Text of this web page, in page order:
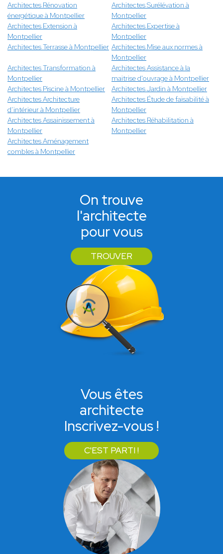
Architectes Rénovation
énergétique à Montpellier
Architectes Surélévation à
Montpellier
Architectes Extension à
Montpellier
Architectes Expertise à
Montpellier
Architectes Terrasse à Montpellier Architectes Mise aux normes à
Montpellier
Architectes Transformation à
Montpellier
Architectes Assistance à la
maitrise d'ouvrage à Montpellier
Architectes Piscine à Montpellier
Architectes Jardin à Montpellier
Architectes Architecture
d’intérieur à Montpellier
Architectes Étude de faisabilité à
Montpellier
Architectes Assainissement à
Montpellier
Architectes Réhabilitation à
Montpellier
Architectes Aménagement
combles à Montpellier
On trouve
l'architecte
pour vous
TROUVER
Vous êtes
architecte
Inscrivez-vous !
C'EST PARTI !